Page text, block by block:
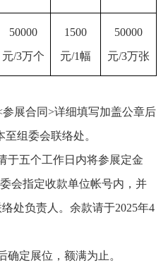
50000
元/3万个
1500
元/1幅
50000
元/3万张
展合同>详细填写加盖公章后
组委会联络处。
五个工作日内将参展定金
会指定收款单位帐号内，并
处负责人。余款请于2025年4
定展位，额满为止。